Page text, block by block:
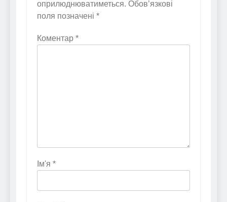
оприлюднюватиметься. Обов’язкові
поля позначені *
Коментар *
Ім'я *